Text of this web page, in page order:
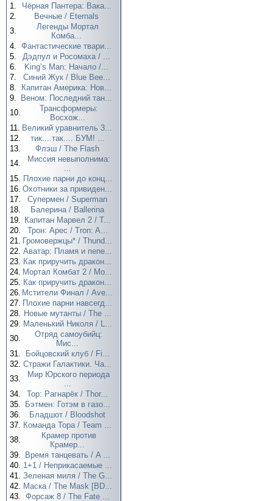
1.
Чёрная Пантера: Вака...
2.
Вечные / Eternals
3.
Легенды Мортал
Комба...
4. Фантастические твари...
5.
Дэдпул и Росомаха / ...
6.
King’s Man: Начало /...
7.
Синий Жук / Blue Bee...
8.
Капитан Америка: Нов...
9.
Веном: Последний тан...
10.
Трансформеры:
Восхож...
11. Великий уравнитель 3...
12.
тик....так.... БУМ! ...
13.
Флэш / The Flash
14.
Миссия невыполнима:
...
15. Плохие парни до конц...
16. Охотники за привиден...
17.
Супермен / Superman
18.
Балерина / Ballerina
19. Капитан Марвел 2 / T...
20.
Трон: Арес / Tron: A...
21. Громовержцы* / Thund...
22. Аватар: Пламя и пепе...
23. Как приручить дракон...
24. Мортал Комбат 2 / Mo...
25. Как приручить дракон...
26. Мстители Финал / Ave...
27. Плохие парни навсегд...
28. Новые мутанты / The ...
29. Маленький Николя / L...
30.
Отряд самоубийц:
Мис...
31.
Бойцовский клуб / Fi...
32. Стражи Галактики. Ча...
33.
Мир Юрского периода
...
34.
Тор: Рагнарёк / Thor...
35.
Бэтмен: Готэм в газо...
36.
Бладшот / Bloodshot
37. Команда Тора / Team ...
38.
Крамер против
Крамер...
39.
Время танцевать / A ...
40. 1+1 / Неприкасаемые ...
41. Зеленая миля / The G...
42. Маска / The Mask [BD...
43. Форсаж 8 / The Fate ...